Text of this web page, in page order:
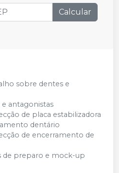
Calcular
sobre dentes e
antagonistas
de placa estabilizadora
dentário
de encerramento de
de preparo e mock-up